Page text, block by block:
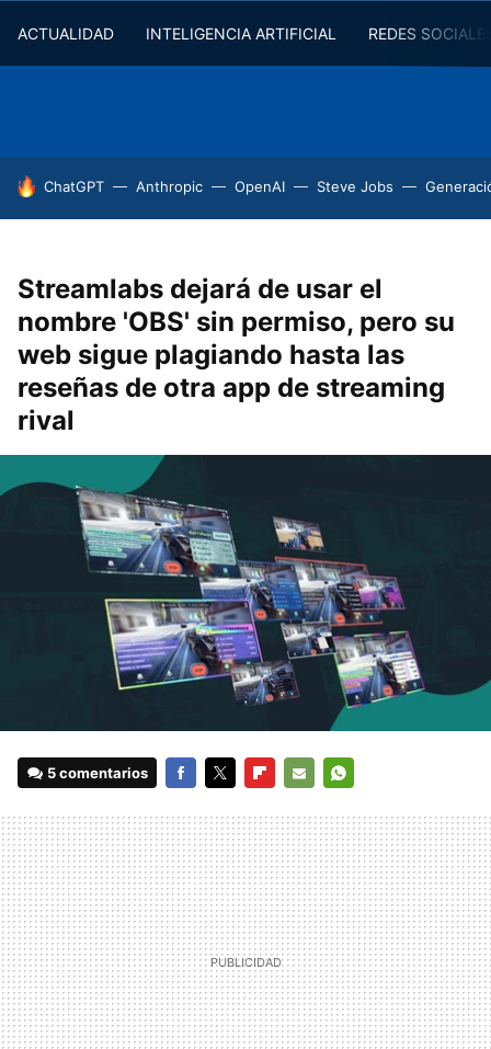
ACTUALIDAD INTELIGENCIA ARTIFICIAL REDES
HOY SE HABLA DE
ChatGPT Anthropic OpenAI Steve Jobs
Streamlabs dejará de usar el
nombre 'OBS' sin permiso, pero su
web sigue plagiando hasta las
reseñas de otra app de streaming
rival
5 comentarios
MAIL